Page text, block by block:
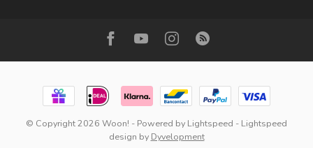
© Copyright 2026 Woon! - Powered by Lightspeed - Lightspeed
design by Dyvelopment